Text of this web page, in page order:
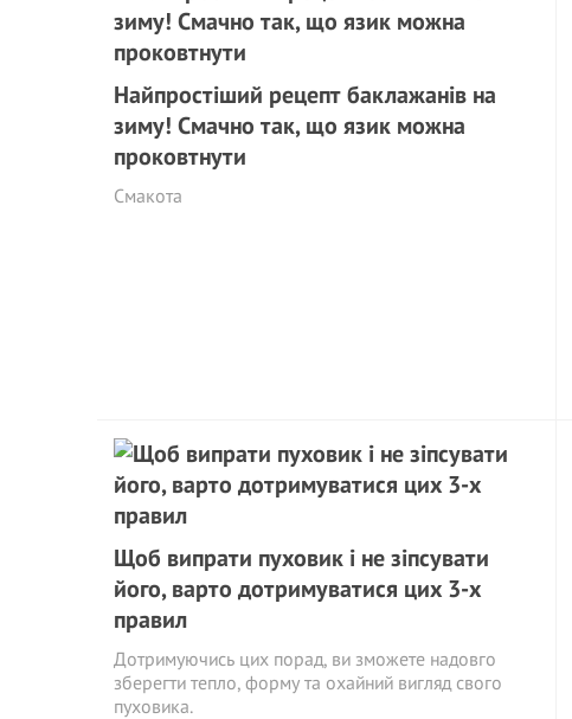
Найпростіший рецепт баклажанів на
зиму! Смачно так, що язик можна
проковтнути
Смакота
Щоб випрати пуховик і не зіпсувати
його, варто дотримуватися цих 3-х
правил
Дотримуючись цих порад, ви зможете надовго
зберегти тепло, форму та охайний вигляд свого
пуховика.